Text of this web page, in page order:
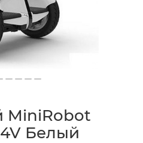
MiniRobot
Белый